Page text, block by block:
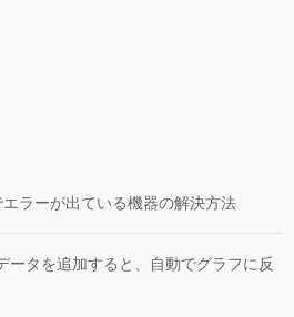
ラーが出ている機器の解決方法
ータを追加すると、自動でグラフに反